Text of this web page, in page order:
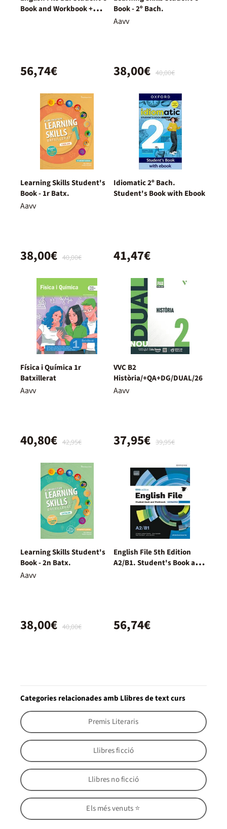
Book and Workbook +
56,74€
Book - 2º Bach.
Aavv
40,00€
38,00€
Learning Skills Student's
Book - 1r Batx.
Aavv
40,00€
38,00€
Idiomatic 2º Bach.
Student's Book with Ebook
41,47€
Física i Química 1r
Batxillerat
Aavv
42,95€
40,80€
VVC B2
Història/+QA+DG/DUAL/26
Aavv
39,95€
37,95€
Learning Skills Student's
Book - 2n Batx.
Aavv
40,00€
38,00€
English File 5th Edition
A2/B1. Student's Book and
56,74€
Categories relacionades amb Llibres de text curs
Premis Literaris
Llibres ficció
Llibres no ficció
Els més venuts ⭐